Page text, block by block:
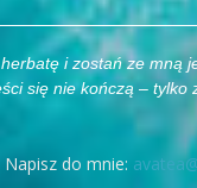
i zostań ze mną
się nie kończą – tylko
Napisz do mnie: